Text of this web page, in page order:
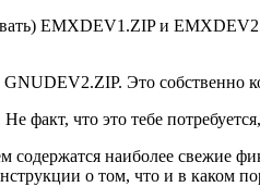
EMXDEV1.ZIP и
Это собственно
факт, что это тебе
содержатся наиболее
о том, что и в каком